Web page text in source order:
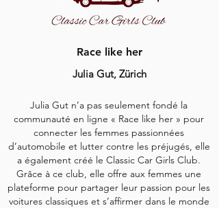
Race like her
Julia Gut, Zürich
Julia Gut n’a pas seulement fondé la
communauté en ligne « Race like her » pour
connecter les femmes passionnées
d’automobile et lutter contre les préjugés, elle
a également créé le Classic Car Girls Club.
Grâce à ce club, elle offre aux femmes une
plateforme pour partager leur passion pour les
voitures classiques et s’affirmer dans le monde